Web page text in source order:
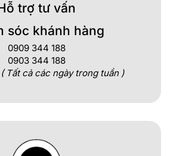
trợ tư vấn
sóc khánh hàng
0909 344 188
0903 344 188
Tất cả các ngày trong tuần )